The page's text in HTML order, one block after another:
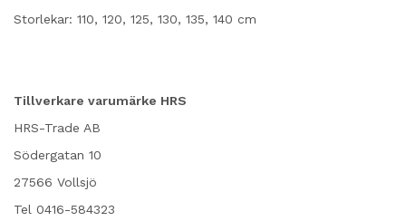
Storlekar: 110, 120, 125, 130, 135, 140 cm
Tillverkare varumärke HRS
HRS-Trade AB
Södergatan 10
27566 Vollsjö
Tel 0416-584323